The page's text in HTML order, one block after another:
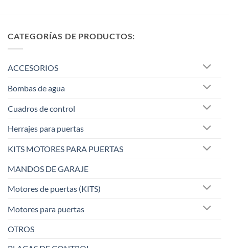
CATEGORÍAS DE PRODUCTOS:
ACCESORIOS
Bombas de agua
Cuadros de control
Herrajes para puertas
KITS MOTORES PARA PUERTAS
MANDOS DE GARAJE
Motores de puertas (KITS)
Motores para puertas
OTROS